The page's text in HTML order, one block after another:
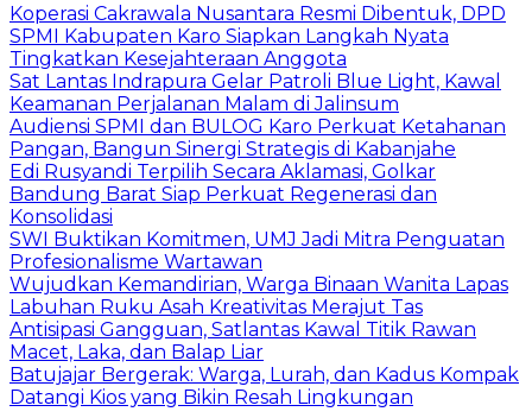
Koperasi Cakrawala Nusantara Resmi Dibentuk, DPD
SPMI Kabupaten Karo Siapkan Langkah Nyata
Tingkatkan Kesejahteraan Anggota
Sat Lantas Indrapura Gelar Patroli Blue Light, Kawal
Keamanan Perjalanan Malam di Jalinsum
Audiensi SPMI dan BULOG Karo Perkuat Ketahanan
Pangan, Bangun Sinergi Strategis di Kabanjahe
Edi Rusyandi Terpilih Secara Aklamasi, Golkar
Bandung Barat Siap Perkuat Regenerasi dan
Konsolidasi
SWI Buktikan Komitmen, UMJ Jadi Mitra Penguatan
Profesionalisme Wartawan
Wujudkan Kemandirian, Warga Binaan Wanita Lapas
Labuhan Ruku Asah Kreativitas Merajut Tas
Antisipasi Gangguan, Satlantas Kawal Titik Rawan
Macet, Laka, dan Balap Liar
Batujajar Bergerak: Warga, Lurah, dan Kadus Kompak
Datangi Kios yang Bikin Resah Lingkungan